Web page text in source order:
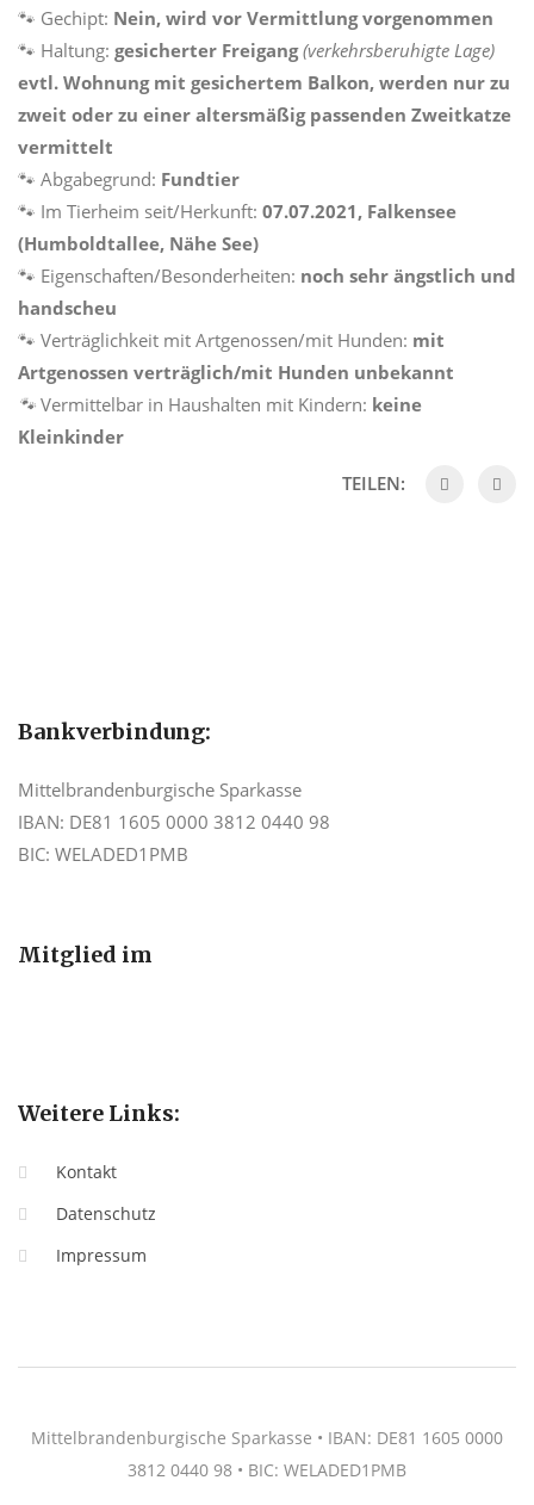
🐾 Gechipt: Nein, wird vor Vermittlung vorgenommen
🐾 Haltung: gesicherter Freigang(verkehrsberuhigte Lage)
evtl. Wohnung mit gesichertem Balkon, werden nur zu
zweit oder zu einer altersmäßig passenden Zweitkatze
vermittelt
🐾 Abgabegrund: Fundtier
🐾 Im Tierheim seit/Herkunft: 07.07.2021, Falkensee
(Humboldtallee, Nähe See)
🐾 Eigenschaften/Besonderheiten: noch sehr ängstlich und
handscheu
🐾 Verträglichkeit mit Artgenossen/mit Hunden: mit
Artgenossen verträglich/mit Hunden unbekannt
🐾 Vermittelbar in Haushalten mit Kindern: keine
Kleinkinder
TEILEN:
Bankverbindung:
Mittelbrandenburgische Sparkasse
IBAN: DE81 1605 0000 3812 0440 98
BIC: WELADED1PMB
Mitglied im
Weitere Links:
Kontakt
Datenschutz
Impressum
Mittelbrandenburgische Sparkasse • IBAN: DE81 1605 0000
3812 0440 98 • BIC: WELADED1PMB